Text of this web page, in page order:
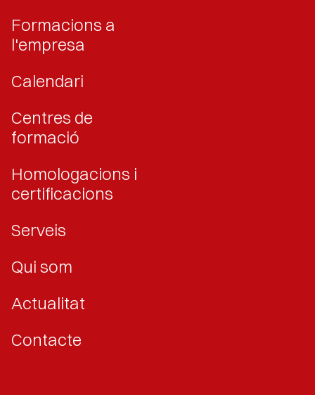
Formacions a
l'empresa
Calendari
Centres de
formació
Homologacions i
certificacions
Serveis
Qui som
Actualitat
Contacte